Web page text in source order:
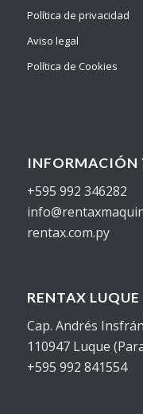
Política de privacidad
Aviso legal
Política de Cookies
INFORMACIÓN
+595 992 346282
rentax.com.py
RENTAX LUQUE
Cap. Andrés
110947 Luque
+595 992 841554